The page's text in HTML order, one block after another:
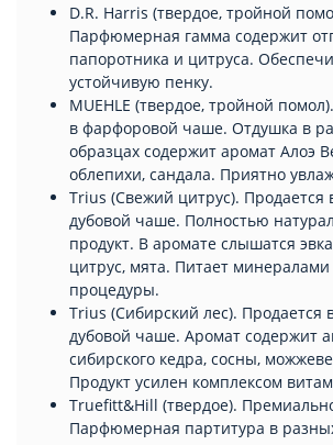
D.R. Harris (твердое, тройной
Парфюмерная гамма содержит
папоротника и цитруса.
устойчивую пенку.
MUEHLE (твердое, тройной
в фарфоровой чаше. Отдушка в
образцах содержит аромат Алоэ
облепихи, сандала. Приятно
Trius (Свежий цитрус). Продается
дубовой чаше. Полностью
продукт. В аромате слышатся
цитрус, мята. Питает
процедуры.
Trius (Сибирский лес). Продается
дубовой чаше. Аромат содержит
сибирского кедра, сосны,
Продукт усилен комплексом
Truefitt&Hill (твердое).
Парфюмерная партитура в